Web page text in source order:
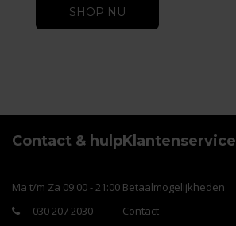
SHOP NU
Contact & hulp
Ma t/m Za 09:00 - 21:00
030 207 2030
Klantenservice
Betaalmogelijkheden
Contact